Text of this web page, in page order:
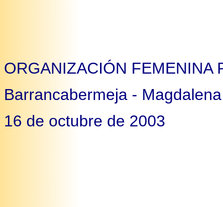
ORGANIZACIÓN FEMENINA
Barrancabermeja -
16 de octubre de 2003